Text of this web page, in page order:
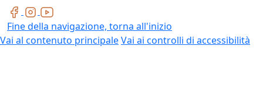
Fine della navigazione, torna all'inizio
Vai al contenuto principaleVai ai controlli di accessibilità